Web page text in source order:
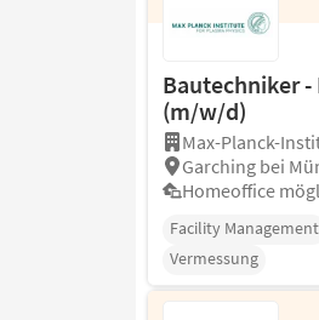
Bautechniker
(m/w/d)
Max-Planck-
Garching bei
Homeoffice
Facility Management
Vermessung